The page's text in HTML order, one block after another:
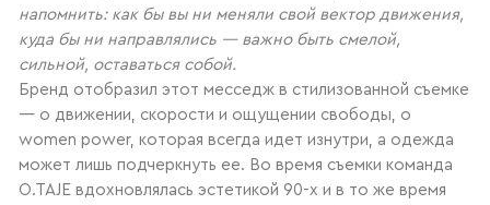
напомнить: как бы вы ни меняли свой вектор движения,
куда бы ни направлялись — важно быть смелой,
сильной, оставаться собой.
Бренд отобразил этот месседж в стилизованной съемке
— о движении, скорости и ощущении свободы, о
women power, которая всегда идет изнутри, а одежда
может лишь подчеркнуть ее. Во время съемки команда
O.TAJE вдохновлялась эстетикой 90-х и в то же время